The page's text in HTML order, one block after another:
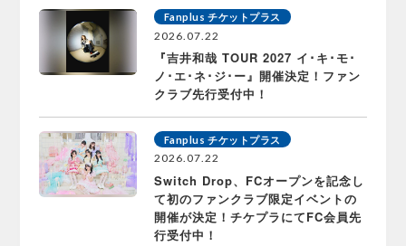
Fanplus チケットプラス
2026.07.22
『吉井和哉 TOUR 2027 イ･キ･モ･
ノ･エ･ネ･ジ･ー』開催決定！ファン
クラブ先行受付中！
Fanplus チケットプラス
2026.07.22
Switch Drop、FCオープンを記念し
て初のファンクラブ限定イベントの
開催が決定！チケプラにてFC会員先
行受付中！